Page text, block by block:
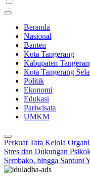
Beranda
Nasional
Banten
Kota Tangerang
Kabupaten
Kota Tangerang
Politik
Ekonomi
Edukasi
Pariwisata
UMKM
Perkuat Tata Kelola
Stres dan Dukungan
Sembako, hingga Santuni